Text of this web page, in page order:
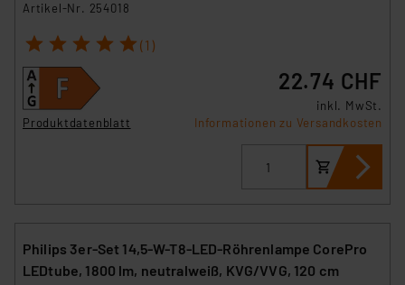
Artikel-Nr. 254018
1 2 3 4 5 (1)
Produktdatenblatt
22.74 CHF
inkl. MwSt.
Informationen zu Versandkosten
Philips 3er-Set 14,5-W-T8-LED-Röhrenlampe CorePro
LEDtube, 1800 lm, neutralweiß, KVG/VVG, 120 cm